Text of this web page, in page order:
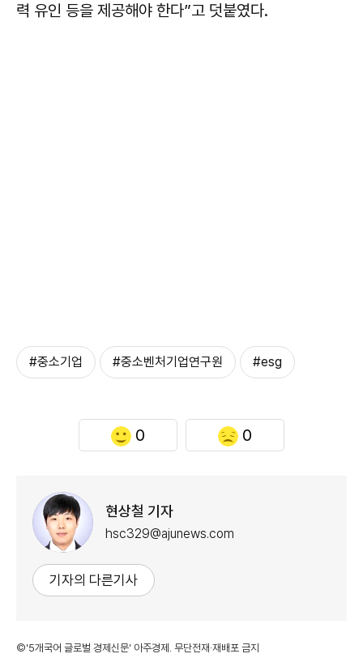
력 유인 등을 제공해야 한다”고 덧붙였다.
#중소기업 #중소벤처기업연구원 #esg
0 0
현상철 기자
hsc329@ajunews.com
기자의 다른기사
©'5개국어 글로벌 경제신문' 아주경제. 무단전재·재배포 금지